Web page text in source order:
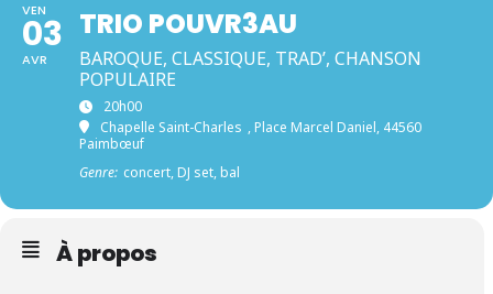
VEN
03
AVR
TRIO POUVR3AU
BAROQUE, CLASSIQUE, TRAD’, CHANSON
POPULAIRE
20h00
Chapelle Saint-Charles , Place Marcel Daniel, 44560
Paimbœuf
Genre: concert, DJ set, bal
À propos